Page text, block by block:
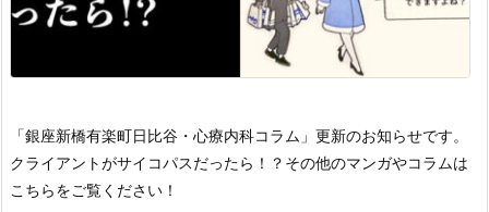
「銀座新橋有楽町日比谷・心療内科コラム」更新のお知らせです。
クライアントがサイコパスだったら！？ その他のマンガやコラムは
こちらをご覧ください！